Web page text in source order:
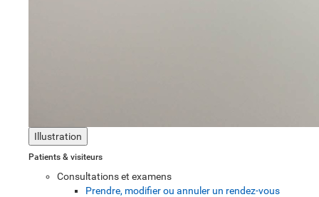
Illustration
Patients & visiteurs
Consultations et examens
Prendre, modifier ou annuler un rendez-vous